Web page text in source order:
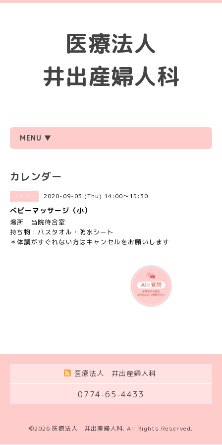
医療法人
井出産婦人科
MENU ▼
カレンダー
イベント 2020-09-03 (Thu) 14:00～15:30
べビーマッサージ（小）
場所：当院待合室
持ち物：バスタオル・防水シート
＊体調がすぐれない方はキャンセルをお願いします
医療法人 井出産婦人科
0774-65-4433
©2026 医療法人 井出産婦人科. All Rights Reserved.